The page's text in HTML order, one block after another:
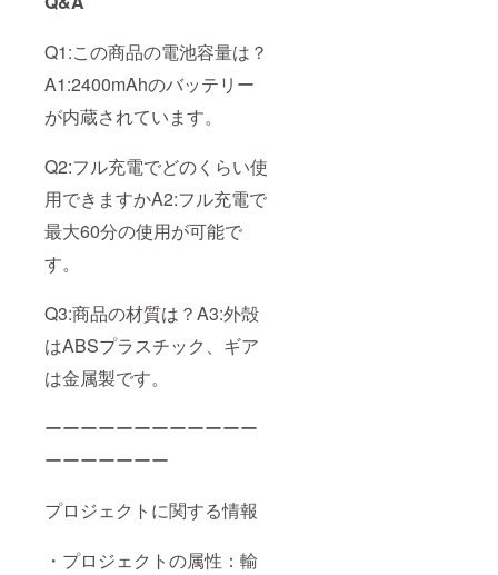
Q1:この商品の電池容量は？
A1:2400mAhのバッテリー
が内蔵されています。
Q2:フル充電でどのくらい使
用できますかA2:フル充電で
最大60分の使用が可能で
す。
Q3:商品の材質は？A3:外殻
はABSプラスチック、ギア
は金属製です。
ーーーーーーーーーーーー
ーーーーーーー
プロジェクトに関する情報
・プロジェクトの属性：輸